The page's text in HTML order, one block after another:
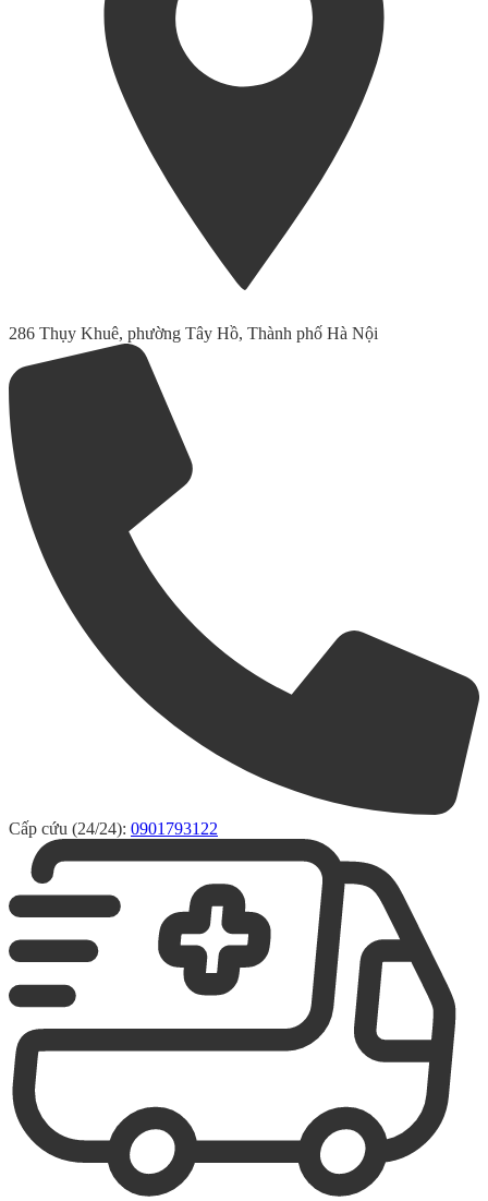
286 Thụy Khuê, phường Tây Hồ, Thành phố Hà Nội
Cấp cứu (24/24): 0901793122